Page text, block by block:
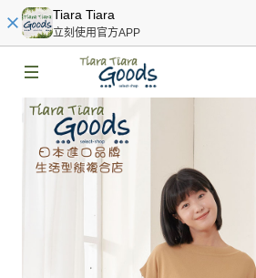
Tiara Tiara
立刻使用官方APP